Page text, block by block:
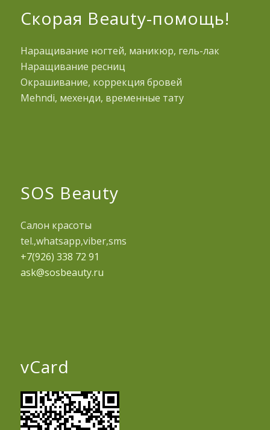
Скорая Beauty-помощь!
Наращивание ногтей, маникюр, гель-лак
Наращивание ресниц
Окрашивание, коррекция бровей
Mehndi, мехенди, временные тату
SOS Beauty
Салон красоты
tel.,whatsapp,viber,sms
+7(926) 338 72 91
ask@sosbeauty.ru
vCard